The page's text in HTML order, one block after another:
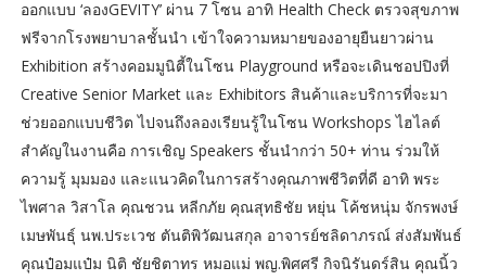
ออกแบบ ‘ลองGEVITY’ ผ่าน 7 โซน อาทิ Health Check ตรวจสุขภาพ
ฟรีจากโรงพยาบาลชั้นนำ เข้าใจความหมายของอายุยืนยาวผ่าน
Exhibition สร้างคอมมูนิตี้ในโซน Playground หรือจะเดินชอปปิงที่
Creative Senior Market และ Exhibitors สินค้าและบริการที่จะมา
ช่วยออกแบบชีวิต ไปจนถึงลองเรียนรู้ในโซน Workshops ไฮไลต์
สำคัญในงานคือ การเชิญ Speakers ชั้นนำกว่า 50+ ท่าน ร่วมให้
ความรู้ มุมมอง และแนวคิดในการสร้างคุณภาพชีวิตที่ดี อาทิ พระ
ไพศาล วิสาโล คุณชวน หลีกภัย คุณสุทธิชัย หยุ่น โค้ชหนุ่ม จักรพงษ์
เมษพันธุ์ นพ.ประเวช ตันติพิวัฒนสกุล อาจารย์ชลิดาภรณ์ ส่งสัมพันธ์
คุณป๋อมแป๋ม นิติ ชัยชิตาทร หมอแม่ พญ.พิศศรี กิจนิรันดร์สิน คุณนิ้ว